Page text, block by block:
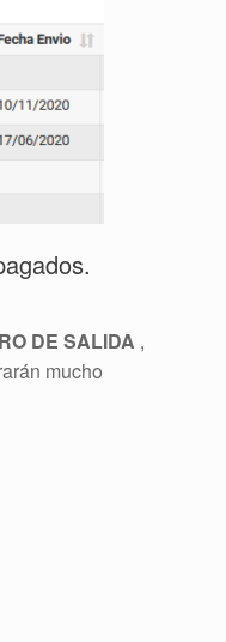
DE SALIDA ,
mucho